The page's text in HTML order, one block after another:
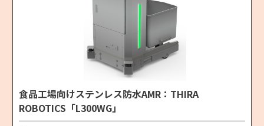
食品工場向けステンレス防水AMR：THIRA
ROBOTICS「L300WG」